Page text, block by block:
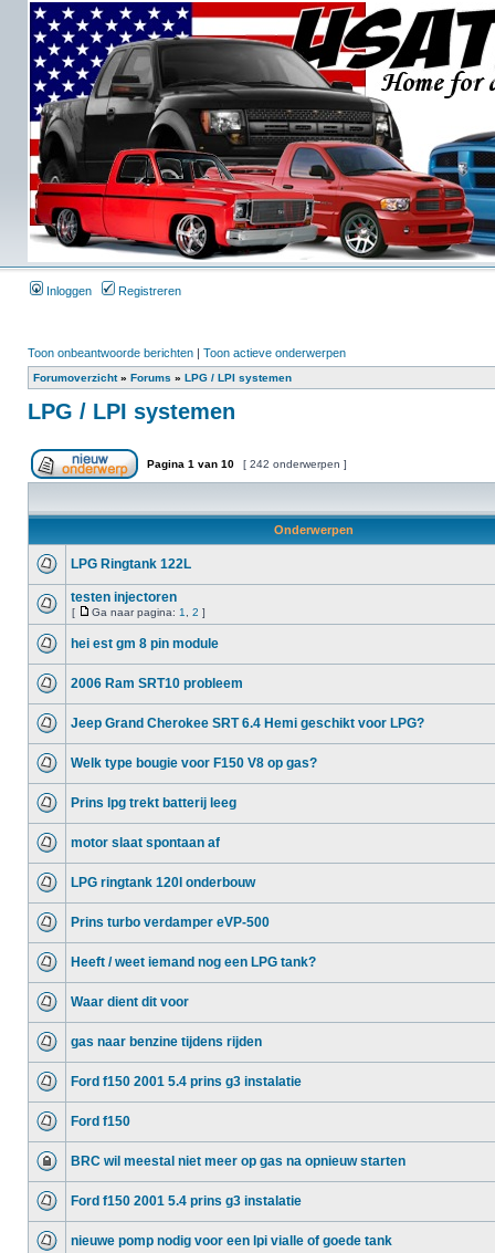
Inloggen Registreren
Toon onbeantwoorde berichten | Toon actieve onderwerpen
Forumoverzicht» Forums » LPG / LPI systemen
LPG / LPI systemen
Pagina 1 van 10 [ 242 onderwerpen ]
Onderwerpen
LPG Ringtank 122L
testen injectoren
[ Ga naar pagina: 1 2 ]
hei est gm 8 pin module
2006 Ram SRT10 probleem
Jeep Grand Cherokee SRT 6.4 Hemi geschikt voor LPG?
Welk type bougie voor F150 V8 op gas?
Prins lpg trekt batterij leeg
motor slaat spontaan af
LPG ringtank 120l onderbouw
Prins turbo verdamper eVP-500
Heeft / weet iemand nog een LPG tank?
Waar dient dit voor
gas naar benzine tijdens rijden
Ford f150 2001 5.4 prins g3 instalatie
Ford f150
BRC wil meestal niet meer op gas na opnieuw starten
Ford f150 2001 5.4 prins g3 instalatie
nieuwe pomp nodig voor een lpi vialle of goede tank